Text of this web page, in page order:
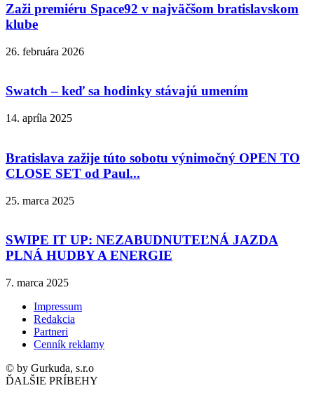
Zaži premiéru Space92 v najväčšom bratislavskom
klube
26. februára 2026
Swatch – keď sa hodinky stávajú umením
14. apríla 2025
Bratislava zažije túto sobotu výnimočný OPEN TO
CLOSE SET od Paul...
25. marca 2025
SWIPE IT UP: NEZABUDNUTEĽNÁ JAZDA
PLNÁ HUDBY A ENERGIE
7. marca 2025
Impressum
Redakcia
Partneri
Cenník reklamy
© by Gurkuda, s.r.o
ĎALŠIE PRÍBEHY